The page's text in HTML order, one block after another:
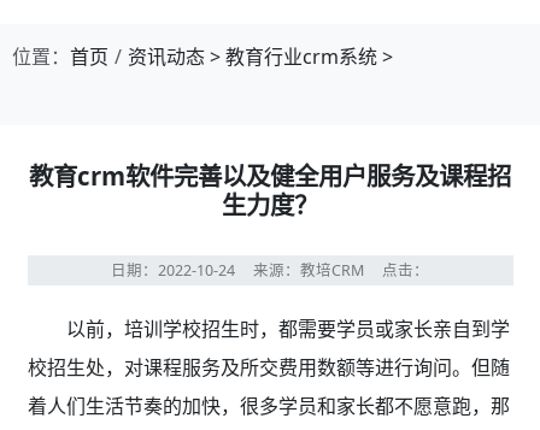
位置： 首页 资讯动态>教育行业crm系统>
教育crm软件完善以及健全用户服务及课程招
生力度？
日期：2022-10-24 来源：教培CRM 点击：
以前，培训学校招生时，都需要学员或家长亲自到学
校招生处，对课程服务及所交费用数额等进行询问。但随
着人们生活节奏的加快，很多学员和家长都不愿意跑，那